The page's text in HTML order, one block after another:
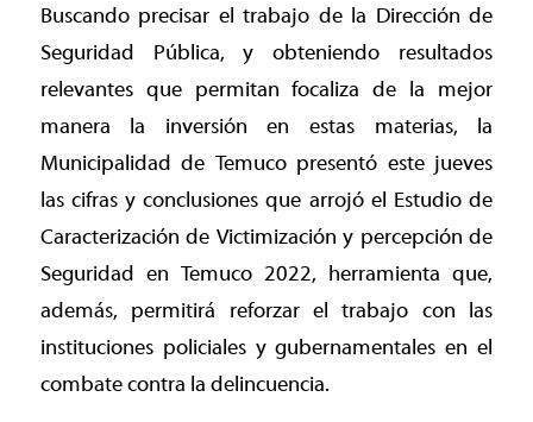
Buscando precisar el trabajo de la Dirección de
Seguridad Pública, y obteniendo resultados
relevantes que permitan focaliza de la mejor
manera la inversión en estas materias, la
Municipalidad de Temuco presentó este jueves
las cifras y conclusiones que arrojó el Estudio de
Caracterización de Victimización y percepción de
Seguridad en Temuco 2022, herramienta que,
además, permitirá reforzar el trabajo con las
instituciones policiales y gubernamentales en el
combate contra la delincuencia.